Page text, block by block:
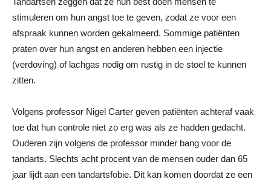
stimuleren om hun angst toe te geven, zodat ze voor een
afspraak kunnen worden gekalmeerd. Sommige patiënten
praten over hun angst en anderen hebben een injectie
(verdoving) of lachgas nodig om rustig in de stoel te kunnen
zitten.
Volgens professor Nigel Carter geven patiënten achteraf vaak
toe dat hun controle niet zo erg was als ze hadden gedacht.
Ouderen zijn volgens de professor minder bang voor de
tandarts. Slechts acht procent van de mensen ouder dan 65
jaar lijdt aan een tandartsfobie. Dit kan komen doordat ze een